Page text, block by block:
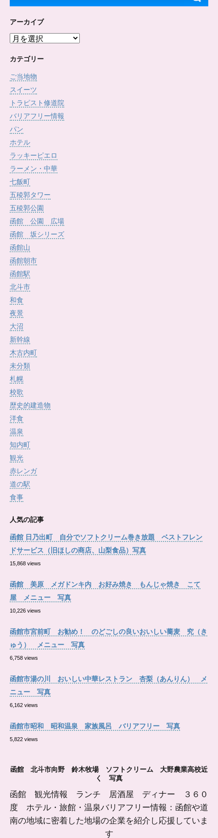
アーカイブ
ア
カ
ブ
カテゴリー
ご当地物
スイーツ
トラピスト修道院
バリアフリー情報
パン
ホテル
ラッキーピエロ
ラーメン・中華
七飯町
五稜郭タワー
五稜郭公園
函館 公園 広場
函館 坂シリーズ
函館山
函館朝市
函館駅
北斗市
和食
夜景
大沼
新幹線
木古内町
未分類
札幌
校歌
歴史的建造物
洋食
温泉
知内町
観光
赤レンガ
道の駅
食事
人気の記事
函館 日乃出町 自分でソフトクリーム巻き放題 ベストフレン
ドサービス（旧ほしの商店、山梨食品）写真
15,868 views
函館 美原 メガドンキ内 お好み焼き もんじゃ焼き こて
屋 メニュー 写真
10,226 views
函館市宮前町 お勧め！ のどごしの良いおいしい蕎麦 究（き
ゅう） メニュー 写真
6,758 views
函館市湯の川 おいしい中華レストラン 杏梨（あんりん） メ
ニュー 写真
6,162 views
函館市昭和 昭和温泉 家族風呂 バリアフリー 写真
5,822 views
函館 北斗市向野 鈴木牧場 ソフトクリーム 大野農業高校近
く 写真
函館 観光情報 ランチ 居酒屋 ディナー ３６０
度 ホテル・旅館・温泉バリアフリー情報：函館や道
南の地域に密着した地場の企業を紹介し応援していま
す